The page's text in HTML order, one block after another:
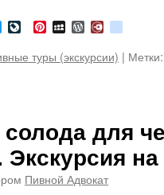
TwitterLiveJournal
PinterestMySpaceWordPress
Diary.Ru
туры (экскурсии) | Метки:
для
Пивной Адвокат